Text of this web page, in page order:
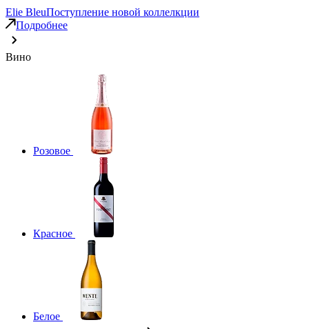
Elie BleuПоступление новой коллелкции
Подробнее
Вино
Розовое
Красное
Белое